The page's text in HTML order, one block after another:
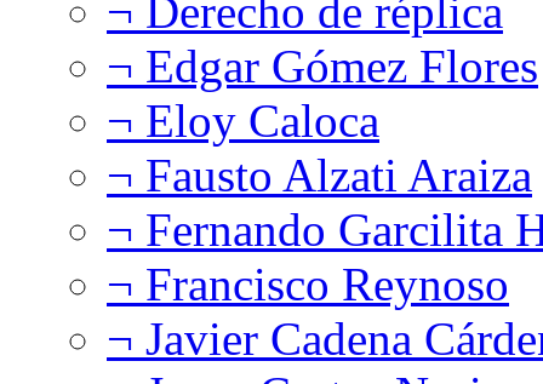
¬ Derecho de réplica
¬ Edgar Gómez Flores
¬ Eloy Caloca
¬ Fausto Alzati Araiza
¬ Fernando Garcilita
¬ Francisco Reynoso
¬ Javier Cadena